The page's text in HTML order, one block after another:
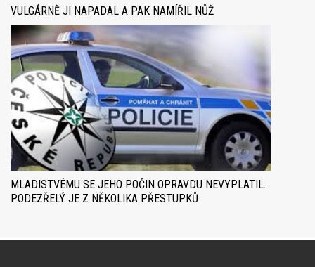
VULGÁRNĚ JI NAPADAL A PAK NAMÍŘIL NŮŽ
MLADISTVÉMU SE JEHO POČIN OPRAVDU NEVYPLATIL.
PODEZŘELÝ JE Z NĚKOLIKA PŘESTUPKŮ